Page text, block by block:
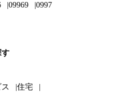
09969 0997
す
住宅